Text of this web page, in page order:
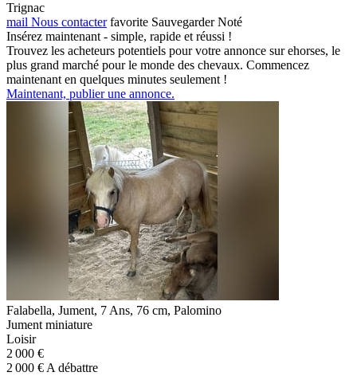
Trignac
mail Nous contacter favorite Sauvegarder Noté
Insérez maintenant - simple, rapide et réussi !
Trouvez les acheteurs potentiels pour votre annonce sur ehorses, le
plus grand marché pour le monde des chevaux. Commencez
maintenant en quelques minutes seulement !
Maintenant, publier une annonce.
Falabella, Jument, 7 Ans, 76 cm, Palomino
Jument miniature
Loisir
2 000 €
2 000 € A débattre